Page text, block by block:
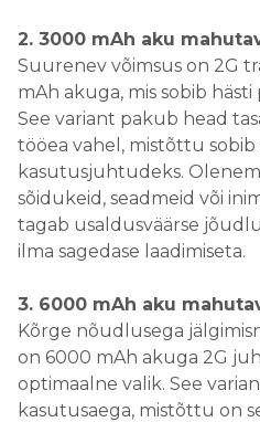
2. 3000 mAh aku
Suurenev võimsus on 2G
mAh akuga, mis sobib hästi
See variant pakub head
tööea vahel, mistõttu sobib
kasutusjuhtudeks.
sõidukeid, seadmeid või
tagab usaldusväärse
ilma sagedase laadimiseta.
3. 6000 mAh aku
Kõrge nõudlusega
on 6000 mAh akuga 2G
optimaalne valik. See
kasutusaega, mistõttu on